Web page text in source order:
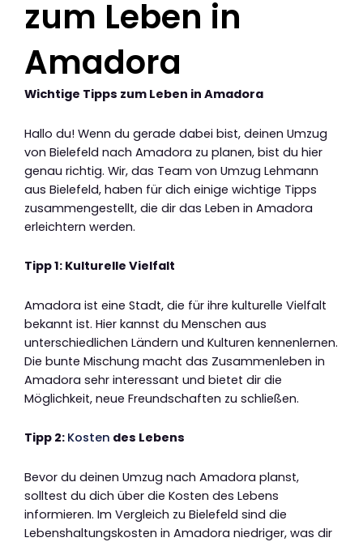
zum Leben in
Amadora
Wichtige Tipps zum Leben in Amadora
Hallo du! Wenn du gerade dabei bist, deinen Umzug
von Bielefeld nach Amadora zu planen, bist du hier
genau richtig. Wir, das Team von Umzug Lehmann
aus Bielefeld, haben für dich einige wichtige Tipps
zusammengestellt, die dir das Leben in Amadora
erleichtern werden.
Tipp 1: Kulturelle Vielfalt
Amadora ist eine Stadt, die für ihre kulturelle Vielfalt
bekannt ist. Hier kannst du Menschen aus
unterschiedlichen Ländern und Kulturen kennenlernen.
Die bunte Mischung macht das Zusammenleben in
Amadora sehr interessant und bietet dir die
Möglichkeit, neue Freundschaften zu schließen.
Tipp 2: Kosten des Lebens
Bevor du deinen Umzug nach Amadora planst,
solltest du dich über die Kosten des Lebens
informieren. Im Vergleich zu Bielefeld sind die
Lebenshaltungskosten in Amadora niedriger, was dir